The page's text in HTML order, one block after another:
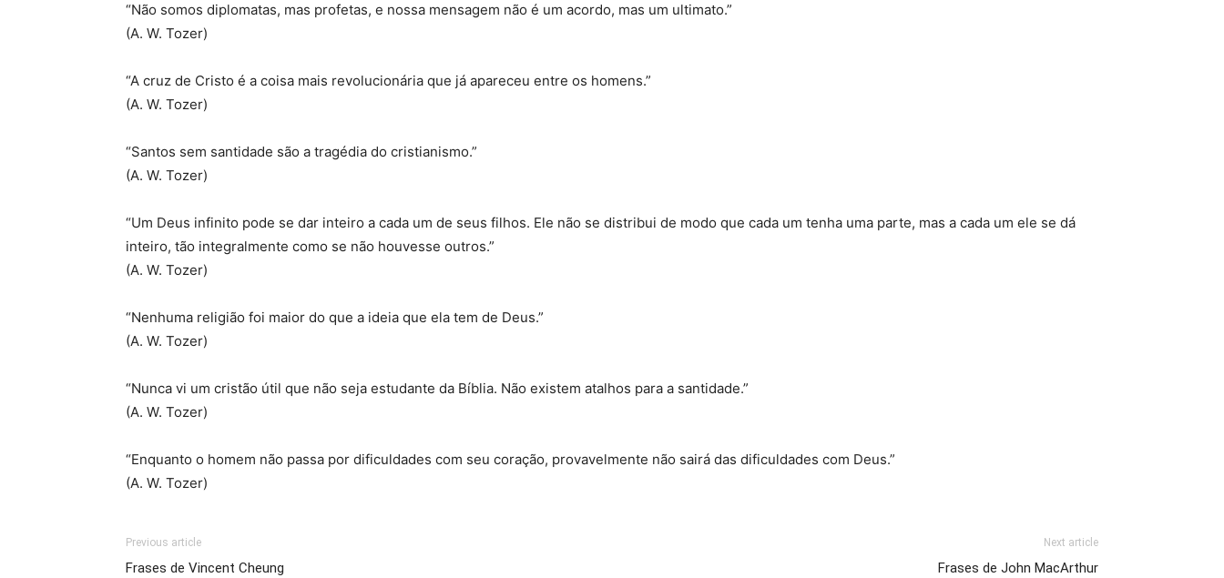
“Não somos diplomatas, mas profetas, e nossa mensagem não é um acordo, mas um ultimato.”
(A. W. Tozer)
“A cruz de Cristo é a coisa mais revolucionária que já apareceu entre os homens.”
(A. W. Tozer)
“Santos sem santidade são a tragédia do cristianismo.”
(A. W. Tozer)
“Um Deus infinito pode se dar inteiro a cada um de seus filhos. Ele não se distribui de modo que cada um tenha uma parte, mas a cada um ele se dá
inteiro, tão integralmente como se não houvesse outros.”
(A. W. Tozer)
“Nenhuma religião foi maior do que a ideia que ela tem de Deus.”
(A. W. Tozer)
“Nunca vi um cristão útil que não seja estudante da Bíblia. Não existem atalhos para a santidade.”
(A. W. Tozer)
“Enquanto o homem não passa por dificuldades com seu coração, provavelmente não sairá das dificuldades com Deus.”
(A. W. Tozer)
Previous article
Frases de Vincent Cheung
Next article
Frases de John MacArthur